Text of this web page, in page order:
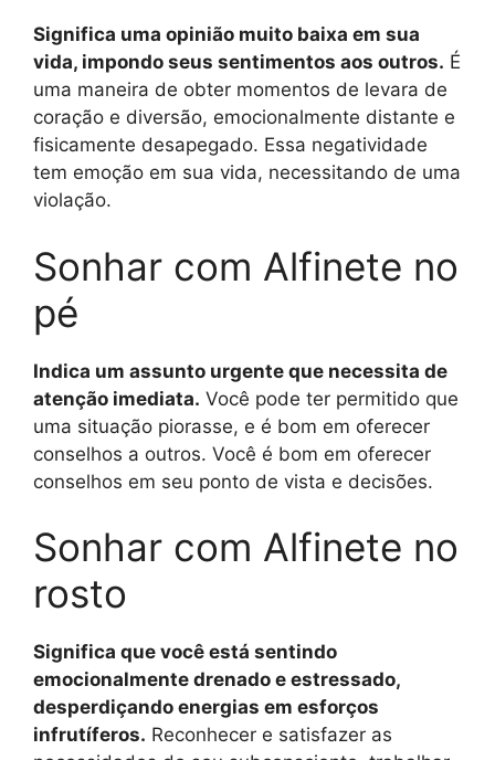
Significa uma opinião muito baixa em sua
vida, impondo seus sentimentos aos outros. É
uma maneira de obter momentos de levara de
coração e diversão, emocionalmente distante e
fisicamente desapegado. Essa negatividade
tem emoção em sua vida, necessitando de uma
violação.
Sonhar com Alfinete no
pé
Indica um assunto urgente que necessita de
atenção imediata. Você pode ter permitido que
uma situação piorasse, e é bom em oferecer
conselhos a outros. Você é bom em oferecer
conselhos em seu ponto de vista e decisões.
Sonhar com Alfinete no
rosto
Significa que você está sentindo
emocionalmente drenado e estressado,
desperdiçando energias em esforços
infrutíferos. Reconhecer e satisfazer as